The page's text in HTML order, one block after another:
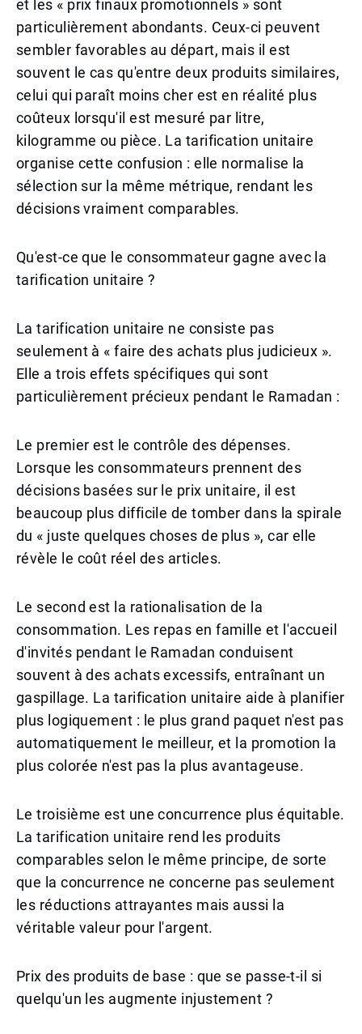
et les « prix finaux promotionnels » sont
particulièrement abondants. Ceux-ci peuvent
sembler favorables au départ, mais il est
souvent le cas qu'entre deux produits similaires,
celui qui paraît moins cher est en réalité plus
coûteux lorsqu'il est mesuré par litre,
kilogramme ou pièce. La tarification unitaire
organise cette confusion : elle normalise la
sélection sur la même métrique, rendant les
décisions vraiment comparables.
Qu'est-ce que le consommateur gagne avec la
tarification unitaire ?
La tarification unitaire ne consiste pas
seulement à « faire des achats plus judicieux ».
Elle a trois effets spécifiques qui sont
particulièrement précieux pendant le Ramadan :
Le premier est le contrôle des dépenses.
Lorsque les consommateurs prennent des
décisions basées sur le prix unitaire, il est
beaucoup plus difficile de tomber dans la spirale
du « juste quelques choses de plus », car elle
révèle le coût réel des articles.
Le second est la rationalisation de la
consommation. Les repas en famille et l'accueil
d'invités pendant le Ramadan conduisent
souvent à des achats excessifs, entraînant un
gaspillage. La tarification unitaire aide à planifier
plus logiquement : le plus grand paquet n'est pas
automatiquement le meilleur, et la promotion la
plus colorée n'est pas la plus avantageuse.
Le troisième est une concurrence plus équitable.
La tarification unitaire rend les produits
comparables selon le même principe, de sorte
que la concurrence ne concerne pas seulement
les réductions attrayantes mais aussi la
véritable valeur pour l'argent.
Prix des produits de base : que se passe-t-il si
quelqu'un les augmente injustement ?